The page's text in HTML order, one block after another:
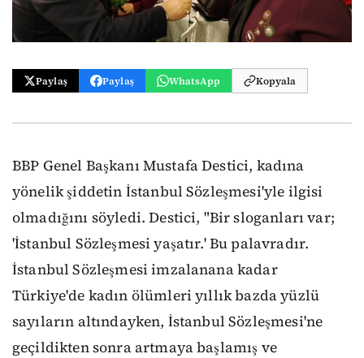
Paylaş Paylaş WhatsApp Kopyala
BBP Genel Başkanı Mustafa Destici, kadına
yönelik şiddetin İstanbul Sözleşmesi'yle ilgisi
olmadığını söyledi. Destici, "Bir sloganları var;
'İstanbul Sözleşmesi yaşatır.' Bu palavradır.
İstanbul Sözleşmesi imzalanana kadar
Türkiye'de kadın ölümleri yıllık bazda yüzlü
sayıların altındayken, İstanbul Sözleşmesi'ne
geçildikten sonra artmaya başlamış ve